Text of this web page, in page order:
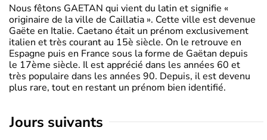
Nous fêtons GAETAN qui vient du latin et signifie «
originaire de la ville de Caillatia ». Cette ville est devenue
Gaëte en Italie. Caetano était un prénom exclusivement
italien et très courant au 15è siècle. On le retrouve en
Espagne puis en France sous la forme de Gaëtan depuis
le 17ème siècle. Il est apprécié dans les années 60 et
très populaire dans les années 90. Depuis, il est devenu
plus rare, tout en restant un prénom bien identifié.
jours suivants